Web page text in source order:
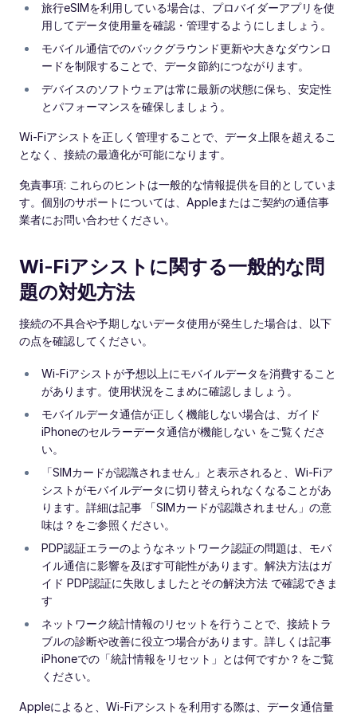
旅行eSIMを利用している場合は、プロバイダーアプリを使
用してデータ使用量を確認・管理するようにしましょう。
モバイル通信でのバックグラウンド更新や大きなダウンロ
ードを制限することで、データ節約につながります。
デバイスのソフトウェアは常に最新の状態に保ち、安定性
とパフォーマンスを確保しましょう。
Wi‑Fiアシストを正しく管理することで、データ上限を超えるこ
となく、接続の最適化が可能になります。
免責事項: これらのヒントは一般的な情報提供を目的としていま
す。個別のサポートについては、Appleまたはご契約の通信事
業者にお問い合わせください。
Wi‑Fiアシストに関する一般的な問
題の対処方法
接続の不具合や予期しないデータ使用が発生した場合は、以下
の点を確認してください。
Wi‑Fiアシストが予想以上にモバイルデータを消費すること
があります。使用状況をこまめに確認しましょう。
モバイルデータ通信が正しく機能しない場合は、ガイド
iPhoneのセルラーデータ通信が機能しない をご覧くださ
い。
「SIMカードが認識されません」と表示されると、Wi‑Fiア
シストがモバイルデータに切り替えられなくなることがあ
ります。詳細は記事 「SIMカードが認識されません」の意
味は？をご参照ください。
PDP認証エラーのようなネットワーク認証の問題は、モバ
イル通信に影響を及ぼす可能性があります。解決方法はガ
イド PDP認証に失敗しましたとその解決方法 で確認できま
す
ネットワーク統計情報のリセットを行うことで、接続トラ
ブルの診断や改善に役立つ場合があります。詳しくは記事
iPhoneでの「統計情報をリセット」とは何ですか？をご覧
ください。
Appleによると、Wi‑Fiアシストを利用する際は、データ通信量